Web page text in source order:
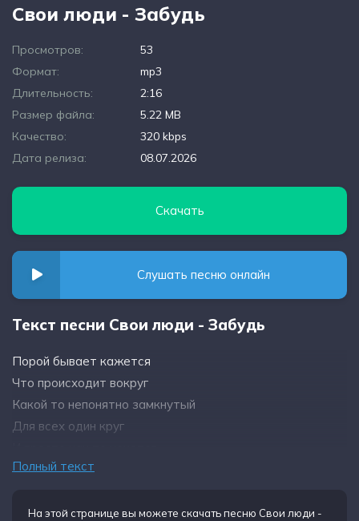
Свои люди - Забудь
Просмотров:
53
Формат:
mp3
Длительность:
2:16
Размер файла:
5.22 MB
Качество:
320 kbps
Дата релиза:
08.07.2026
Скачать
Слушать песню онлайн
Текст песни Свои люди - Забудь
Порой бывает кажется
Что происходит вокруг
Какой то непонятно замкнутый
Для всех один круг
Побыть с тишиной
Кто управляет тобой
Полный текст
На этой странице вы можете скачать песню Свои люди -